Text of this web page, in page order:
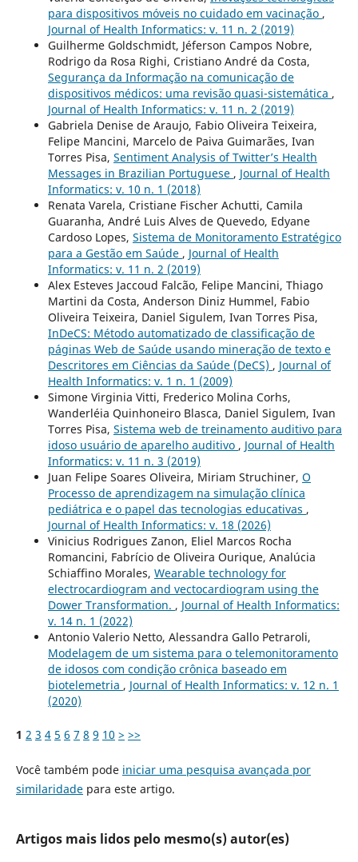
para dispositivos móveis no cuidado em vacinação ,
Journal of Health Informatics: v. 11 n. 2 (2019)
Guilherme Goldschmidt, Jéferson Campos Nobre,
Rodrigo da Rosa Righi, Cristiano André da Costa,
Segurança da Informação na comunicação de
dispositivos médicos: uma revisão quasi-sistemática ,
Journal of Health Informatics: v. 11 n. 2 (2019)
Gabriela Denise de Araujo, Fabio Oliveira Teixeira,
Felipe Mancini, Marcelo de Paiva Guimarães, Ivan
Torres Pisa, Sentiment Analysis of Twitter’s Health
Messages in Brazilian Portuguese , Journal of Health
Informatics: v. 10 n. 1 (2018)
Renata Varela, Cristiane Fischer Achutti, Camila
Guaranha, André Luis Alves de Quevedo, Edyane
Cardoso Lopes, Sistema de Monitoramento Estratégico
para a Gestão em Saúde , Journal of Health
Informatics: v. 11 n. 2 (2019)
Alex Esteves Jaccoud Falcão, Felipe Mancini, Thiago
Martini da Costa, Anderson Diniz Hummel, Fabio
Oliveira Teixeira, Daniel Sigulem, Ivan Torres Pisa,
InDeCS: Método automatizado de classificação de
páginas Web de Saúde usando mineração de texto e
Descritores em Ciências da Saúde (DeCS) , Journal of
Health Informatics: v. 1 n. 1 (2009)
Simone Virginia Vitti, Frederico Molina Corhs,
Wanderléia Quinhoneiro Blasca, Daniel Sigulem, Ivan
Torres Pisa, Sistema web de treinamento auditivo para
idoso usuário de aparelho auditivo , Journal of Health
Informatics: v. 11 n. 3 (2019)
Juan Felipe Soares Oliveira, Miriam Struchiner, O
Processo de aprendizagem na simulação clínica
pediátrica e o papel das tecnologias educativas ,
Journal of Health Informatics: v. 18 (2026)
Vinicius Rodrigues Zanon, Eliel Marcos Rocha
Romancini, Fabrício de Oliveira Ourique, Analúcia
Schiaffino Morales, Wearable technology for
electrocardiogram and vectocardiogram using the
Dower Transformation. , Journal of Health Informatics:
v. 14 n. 1 (2022)
Antonio Valerio Netto, Alessandra Gallo Petraroli,
Modelagem de um sistema para o telemonitoramento
de idosos com condição crônica baseado em
biotelemetria , Journal of Health Informatics: v. 12 n. 1
(2020)
1 2 3 4 5 6 7 8 9 10 > >>
Você também pode iniciar uma pesquisa avançada por
similaridadepara este artigo.
Artigos mais lidos pelo mesmo(s) autor(es)